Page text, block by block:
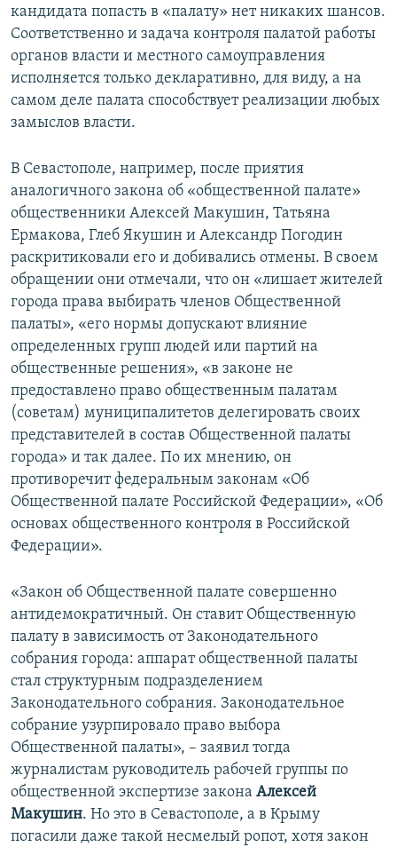
кандидата попасть в «палату» нет никаких шансов.
Соответственно и задача контроля палатой работы
органов власти и местного самоуправления
исполняется только декларативно, для виду, а на
самом деле палата способствует реализации любых
замыслов власти.
В Севастополе, например, после приятия
аналогичного закона об «общественной палате»
общественники Алексей Макушин, Татьяна
Ермакова, Глеб Якушин и Александр Погодин
раскритиковали его и добивались отмены. В своем
обращении они отмечали, что он «лишает жителей
города права выбирать членов Общественной
палаты», «его нормы допускают влияние
определенных групп людей или партий на
общественные решения», «в законе не
предоставлено право общественным палатам
(советам) муниципалитетов делегировать своих
представителей в состав Общественной палаты
города» и так далее. По их мнению, он
противоречит федеральным законам «Об
Общественной палате Российской Федерации», «Об
основах общественного контроля в Российской
Федерации».
«Закон об Общественной палате совершенно
антидемократичный. Он ставит Общественную
палату в зависимость от Законодательного
собрания города: аппарат общественной палаты
стал структурным подразделением
Законодательного собрания. Законодательное
собрание узурпировало право выбора
Общественной палаты», – заявил тогда
журналистам руководитель рабочей группы по
общественной экспертизе закона Алексей
Макушин. Но это в Севастополе, а в Крыму
погасили даже такой несмелый ропот, хотя закон